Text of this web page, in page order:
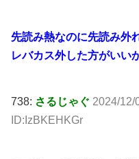
先読み熱なのに先読み外
レバカス外した方がいい
738: さるじゃぐ 2024/12/
ID:IzBKEHKGr